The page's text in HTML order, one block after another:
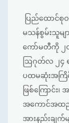
ပြည်ထောင်စု
မသန်စွမ်းသူမျ
ကော်မတီကို ၂၀
ဩဂုတ်လ ၂၄ ရ
ပထမဆုံးအကြိ
ဖြစ်ကြောင်း
အကောင်အထည်
အားနည်းချက်